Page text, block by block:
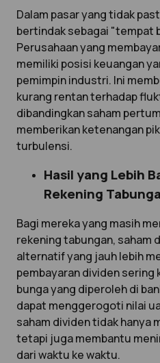
Dalam pasar yang tidak
bertindak sebagai "tempat
Perusahaan yang
memiliki posisi keuangan
pemimpin industri. Ini
kurang rentan terhadap
dibandingkan saham
memberikan ketenangan
turbulensi.
Hasil yang Lebih
Rekening
Bagi mereka yang masih
rekening tabungan, saham
alternatif yang jauh lebih
pembayaran dividen sering
bunga yang diperoleh di
dapat menggerogoti nilai
saham dividen tidak hanya
tetapi juga membantu
dari waktu ke waktu.